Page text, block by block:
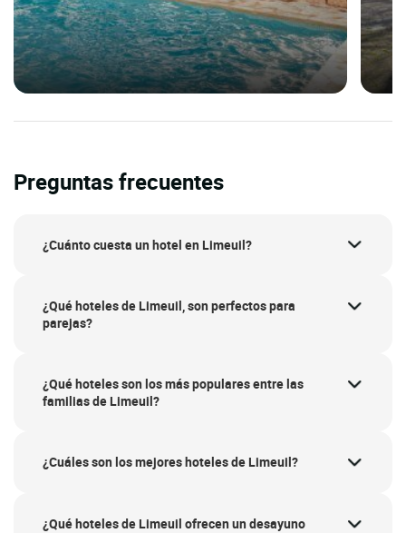
Preguntas frecuentes
¿Cuánto cuesta un hotel en Limeuil?
¿Qué hoteles de Limeuil, son perfectos para
parejas?
¿Qué hoteles son los más populares entre las
familias de Limeuil?
¿Cuáles son los mejores hoteles de Limeuil?
¿Qué hoteles de Limeuil ofrecen un desayuno